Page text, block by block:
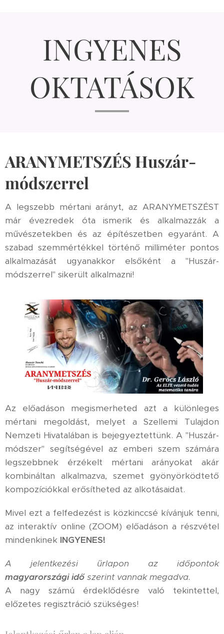
INGYENES
OKTATÁSOK
ARANYMETSZÉS Huszár-
módszerrel
A legszebb mértani arányt, az ARANYMETSZÉST
már évezredek óta ismerik és alkalmazzák a
művészetekben és az építészetben egyaránt. A
szabad szemmértékkel történő milliméter pontos
alkalmazását ugyanakkor elsőként a "Huszár-
módszerrel" sikerült alkalmazni!
Az előadáson megismerheted azt a különleges
mértani megoldást, melyet a Szellemi Tulajdon
Nemzeti Hivatalában is bejegyeztettünk. A "Huszár-
módszer" segítségével az emberi szem számára
legszebbnek érzékelt mértani arányokat akár
kombináltan alkalmazva, szemet gyönyörködtető
kompozíciókkal erősítheted az alkotásaidat.
Mivel ezt a felfedezést is közkinccsé kívánjuk tenni,
az interaktív online (ZOOM) előadáson a részvétel
mindenkinek INGYENES!
A jelentkezési űrlapon az időpontok
magyarországi időszerint vannak megadva.
A nagy számú érdeklődésre való tekintettel,
előzetes regisztráció szükséges!